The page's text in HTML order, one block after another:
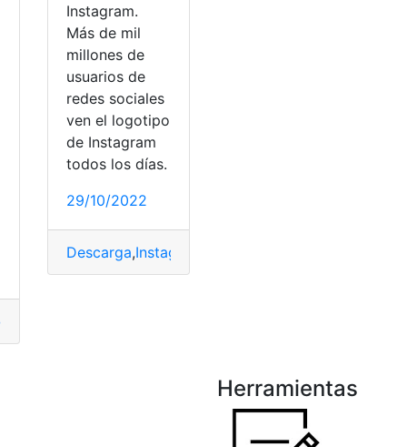
Instagram.
Más de mil
millones de
usuarios de
redes sociales
ven el logotipo
de Instagram
todos los días.
29/10/2022
Descarga,Instagram
Herramientas